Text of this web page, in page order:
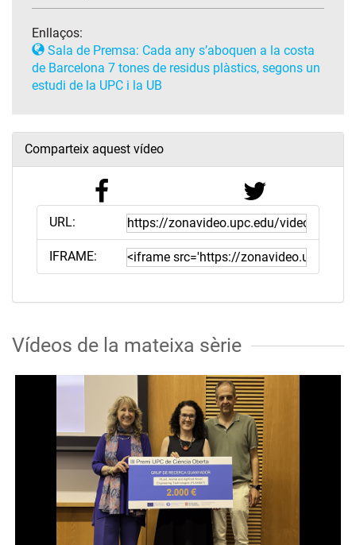
Enllaços:
Sala de Premsa: Cada any s’aboquen a la costa
de Barcelona 7 tones de residus plàstics, segons un
estudi de la UPC i la UB
Comparteix aquest vídeo
URL:
IFRAME:
Vídeos de la mateixa sèrie